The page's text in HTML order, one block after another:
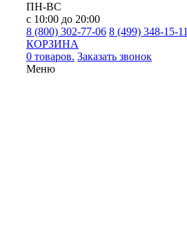
ПН-ВС
с 10:00 до 20:00
8 (800) 302-77-06 8 (499) 348-15-11
КОРЗИНА
0 товаров. Заказать звонок
Меню